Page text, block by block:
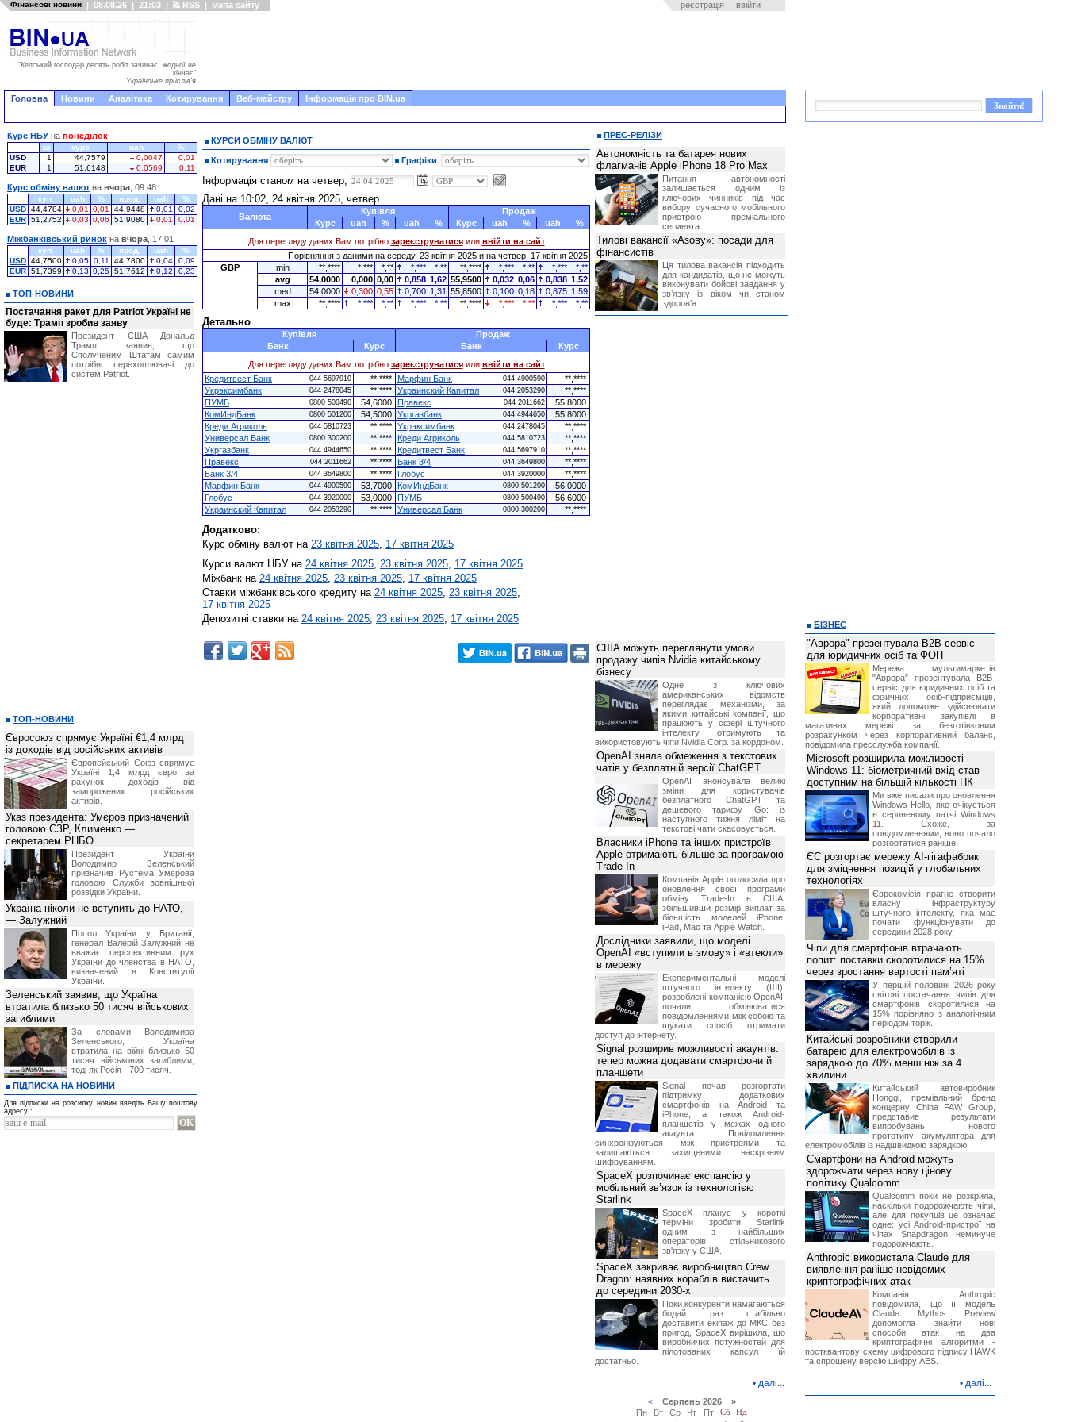
Фінансові новини | 08.08.26 | 21:03 | RSS | мапа сайту реєстрація | ввійти
"Кепський господар десять робіт зачинає, жодної не
кінчає"
Українське прислів'я
Головна Новини Аналітика Котирування Веб-майстру Інформація про BIN.ua
КУРСИ ОБМІНУ ВАЛЮТ
Котирування Графіки
Інформація станом на четвер,
Дані на 10:02, 24 квітня 2025, четвер
Валюта
Купівля
Продаж
Курс
uah % uah % Курс uah % uah
%
Для перегляду даних Вам потрібно зареєструватисяили ввійти на сайт
Порівняння з даними на середу, 23 квітня 2025 и на четвер, 17 квітня 2025
GBP
min **,**** *,*** *,** *,*** *,** **,**** *,*** *,** *,***
*,**
avg
54,0000 0,000 0,00 0,858 1,62 55,9500 0,032 0,06 0,838 1,52
med
54,0000 0,300 0,55 0,700 1,31 55,8500 0,100 0,18 0,875 1,59
max
**,**** *,*** *,** *,*** *,** **,**** *,*** *,** *,*** *,**
Детально
Купівля
Продаж
Банк
Курс Банк
Курс
Для перегляду даних Вам потрібно зареєструватисяили ввійти на сайт
Кредитвест Банк
044 5697910 **,**** Марфин Банк 044 4900590
**,****
Укрэксимбанк
044 2478045 **,**** Украинский Капитал 044 2053290
**,****
ПУМБ
0800 500490 54,6000 Правекс 044 2011662
55,8000
КомИндБанк
0800 501200 54,5000 Укргазбанк 044 4944650
55,8000
Креди Агриколь
044 5810723 **,**** Укрэксимбанк 044 2478045
**,****
Универсал Банк
0800 300200 **,**** Креди Агриколь 044 5810723
**,****
Укргазбанк
044 4944650 **,**** Кредитвест Банк 044 5697910
**,****
Правекс
044 2011662 **,**** Банк 3/4 044 3649800
**,****
Банк 3/4
044 3649800 **,**** Глобус 044 3920000
**,****
Марфин Банк
044 4900590 53,7000 КомИндБанк 0800 501200
56,0000
Глобус
044 3920000 53,0000 ПУМБ 0800 500490
56,6000
Украинский Капитал
044 2053290 **,**** Универсал Банк 0800 300200 **,****
Додатково:
Курс обміну валют на 23 квітня 2025, 17 квітня 2025
Курси валют НБУ на 24 квітня 2025, 23 квітня 2025, 17 квітня 2025
Міжбанк на 24 квітня 2025, 23 квітня 2025, 17 квітня 2025
Ставки міжбанківського кредиту на 24 квітня 2025, 23 квітня 2025,
17 квітня 2025
Депозитні ставки на 24 квітня 2025, 23 квітня 2025, 17 квітня 2025
Курс НБУ на понеділок
за курс uah
%
USD
1 44,7579 0,0047
0,01
EUR
1 51,6148 0,0569 0,11
Курс обміну валют на вчора , 09:48
куп. uah % прод. uah
%
USD 44,4784 0,01 0,01 44,9448 0,01
0,02
EUR 51,2752 0,03 0,06 51,9080 0,01 0,01
Міжбанківський ринок на вчора , 17:01
куп. uah % прод. uah
%
USD 44,7500 0,05 0,11 44,7800 0,04
0,09
EUR 51,7399 0,13 0,25 51,7612 0,12 0,23
ТОП-НОВИНИ
Постачання ракет для Patriot Україні не
буде: Трамп зробив заяву
Президент США Дональд
Трамп заявив, що
Сполученим Штатам самим
потрібні перехоплювачі до
систем Patriot.
ТОП-НОВИНИ
Євросоюз спрямує Україні €1,4 млрд
із доходів від російських активів
Європейський Союз спрямує
Україні 1,4 млрд євро за
рахунок доходів від
заморожених російських
активів.
Указ президента: Умєров призначений
головою СЗР, Клименко —
секретарем РНБО
Президент України
Володимир Зеленський
призначив Pустема Умєрова
головою Служби зовнішньої
розвідки України.
Україна ніколи не вступить до НАТО,
— Залужний
Посол України у Британії,
генерал Валерій Залужний не
вважає перспективним рух
України до членства в НАТО,
визначений в Конституції
України.
Зеленський заявив, що Україна
втратила близько 50 тисяч військових
загиблими
За словами Володимира
Зеленського, Україна
втратила на війні близько 50
тисяч військових загиблими,
тоді як Росія - 700 тисяч.
ПІДПИСКА НА НОВИНИ
Для підписки на розсилку новин введіть Вашу поштову
адресу :
ПРЕС-РЕЛІЗИ
Автономність та батарея нових
флагманів Apple iPhone 18 Pro Max
Питання автономності
залишається одним із
ключових чинників під час
вибору сучасного мобільного
пристрою преміального
сегмента.
Тилові вакансії «Азову»: посади для
фінансистів
Ця тилова вакансія підходить
для кандидатів, що не можуть
виконувати бойові завдання у
звʼязку із віком чи станом
здоровʼя.
США можуть переглянути умови
продажу чипів Nvidia китайському
бізнесу
Одне з ключових
американських відомств
переглядає механізми, за
якими китайські компанії, що
працюють у сфері штучного
інтелекту, отримують та
використовують чіпи Nvidia Corp. за кордоном.
OpenAI зняла обмеження з текстових
чатів у безплатній версії ChatGPT
OpenAI анонсувала великі
зміни для користувачів
безплатного ChatGPT та
дешевого тарифу Go: із
наступного тижня ліміт на
текстові чати скасовується.
Власники iPhone та інших пристроїв
Apple отримають більше за програмою
Trade-In
Компанія Apple оголосила про
оновлення своєї програми
обміну Trade-In в США,
збільшивши розмір виплат за
більшість моделей iPhone,
iPad, Mac та Apple Watch.
Дослідники заявили, що моделі
OpenAI «вступили в змову» і «втекли»
в мережу
Експериментальні моделі
штучного інтелекту (ШІ),
розроблені компанією OpenAI,
почали обмінюватися
повідомленнями між собою та
шукати спосіб отримати
доступ до інтернету.
Signal розширив можливості акаунтів:
тепер можна додавати смартфони й
планшети
Signal почав розгортати
підтримку додаткових
смартфонів на Android та
iPhone, а також Android-
планшетів у межах одного
акаунта. Повідомлення
синхронізуються між пристроями та
залишаються захищеними наскрізним
шифруванням.
SpaceX розпочинає експансію у
мобільний зв’язок із технологією
Starlink
SpaceX планує у короткі
терміни зробити Starlink
одним з найбільших
операторів стільникового
зв'язку у США.
SpaceX закриває виробництво Crew
Dragon: наявних кораблів вистачить
до середини 2030-х
Поки конкуренти намагаються
бодай раз стабільно
доставити екіпаж до МКС без
пригод, SpaceX вирішила, що
виробничих потужностей для
пілотованих капсул їй
достатньо.
• далі...
«Серпень 2026 »
Пн
Вт Ср Чт Пт Сб
Нд
БІЗНЕС
"Аврора" презентувала B2B-сервіс
для юридичних осіб та ФОП
Мережа мультимаркетів
"Аврора" презентувала B2B-
сервіс для юридичних осіб та
фізичних осіб-підприємців,
який допоможе здійснювати
корпоративні закупівлі в
магазинах мережі за безготівковим
розрахунком через корпоративний баланс,
повідомила пресслужба компанії.
Microsoft розширила можливості
Windows 11: біометричний вхід став
доступним на більшій кількості ПК
Ми вже писали про оновлення
Windows Hello, яке очікується
в серпневому патчі Windows
11. Схоже, за
повідомленнями, воно почало
розгортатися раніше.
ЄС розгортає мережу AI-гігафабрик
для зміцнення позицій у глобальних
технологіях
Єврокомісія прагне створити
власну інфраструктуру
штучного інтелекту, яка має
почати функціонувати до
середини 2028 року
Чіпи для смартфонів втрачають
попит: поставки скоротилися на 15%
через зростання вартості пам’яті
У першій половині 2026 року
світові постачання чипів для
смартфонів скоротилися на
15% порівняно з аналогічним
періодом торік.
Китайські розробники створили
батарею для електромобілів із
зарядкою до 70% менш ніж за 4
хвилини
Китайський автовиробник
Hongqi, преміальний бренд
концерну China FAW Group,
представив результати
випробувань нового
прототипу акумулятора для
електромобілів із надшвидкою зарядкою.
Смартфони на Android можуть
здорожчати через нову цінову
політику Qualcomm
Qualcomm поки не розкрила,
наскільки подорожчають чіпи,
але для покупців це означає
одне: усі Android-пристрої на
чіпах Snapdragon неминуче
подорожчають.
Anthropic використала Claude для
виявлення раніше невідомих
криптографічних атак
Компанія Anthropic
повідомила, що її модель
Claude Mythos Preview
допомогла знайти нові
способи атак на два
криптографічні алгоритми -
постквантову схему цифрового підпису HAWK
та спрощену версію шифру AES.
• далі...